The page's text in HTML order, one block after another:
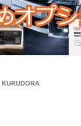
KURUDORA